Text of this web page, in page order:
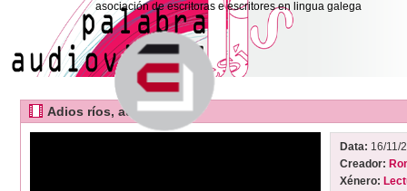
asociación de escritoras e escritores en lingua galega
Adios ríos, adios fontes
Data: 16/11/
Creador:
Xénero: